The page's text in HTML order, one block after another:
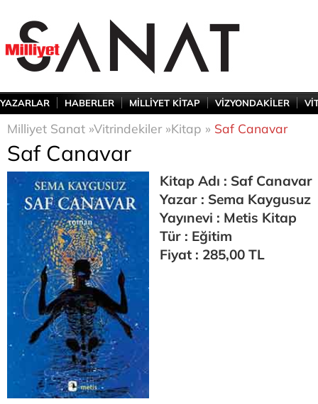
YAZARLAR HABERLER MİLLİYET KİTAP VİZYONDAKİLER
Milliyet Sanat »Vitrindekiler »Kitap » Saf Canavar
Saf Canavar
Kitap Adı : Saf Canavar
Yazar : Sema Kaygusuz
Yayınevi : Metis Kitap
Tür : Eğitim
Fiyat : 285,00 TL